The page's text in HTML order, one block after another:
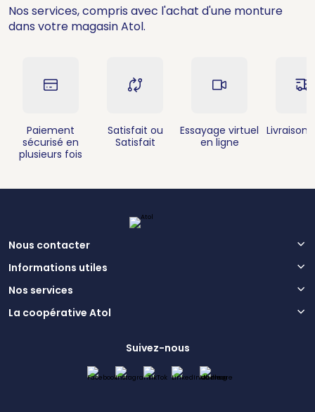
Nos services, compris avec l'achat d'une monture
dans votre magasin Atol.
Paiement
sécurisé en
plusieurs fois
Satisfait ou
Satisfait
Essayage virtuel
en ligne
Livraison
Nous contacter
Informations utiles
Nos services
La coopérative Atol
Suivez-nous